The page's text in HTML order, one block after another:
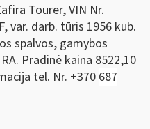
Tourer, VIN Nr.
var. darb. tūris 1956 kub.
spalvos, gamybos
Pradinė kaina 8522,10
tel. Nr. +370 687